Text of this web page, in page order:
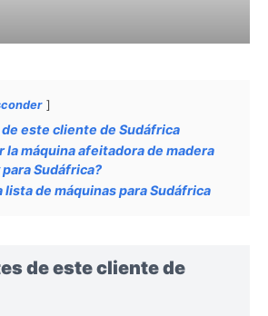
este cliente de Sudáfrica
la máquina afeitadora de madera
Sudáfrica?
lista de máquinas para Sudáfrica
de este cliente de